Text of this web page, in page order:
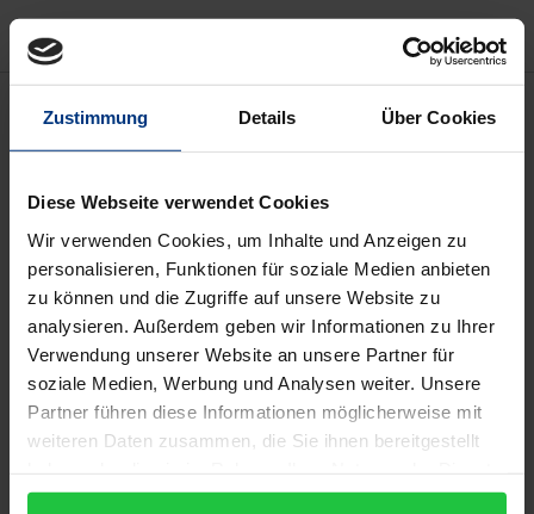
Zustimmung Details Über Cookies
Diese Webseite verwendet Cookies
Wir verwenden Cookies, um Inhalte und Anzeigen zu
personalisieren, Funktionen für soziale Medien anbieten
zu können und die Zugriffe auf unsere Website zu
analysieren. Außerdem geben wir Informationen zu Ihrer
Verwendung unserer Website an unsere Partner für
soziale Medien, Werbung und Analysen weiter. Unsere
Partner führen diese Informationen möglicherweise mit
weiteren Daten zusammen, die Sie ihnen bereitgestellt
gesammelt haben.
Bibliografische Angaben
ISBN
978-3-7890-1480-2
Untertitel
Ein Beitrag zu den Entgeltformen und dem
finanziellen Spielraum im deutschen Postwesen